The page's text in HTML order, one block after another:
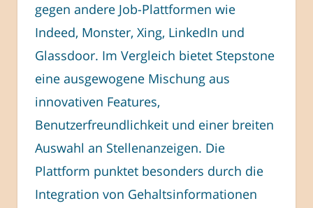
gegen andere Job-Plattformen wie
Indeed, Monster, Xing, LinkedIn und
Glassdoor. Im Vergleich bietet Stepstone
eine ausgewogene Mischung aus
innovativen Features,
Benutzerfreundlichkeit und einer breiten
Auswahl an Stellenanzeigen. Die
Plattform punktet besonders durch die
Integration von Gehaltsinformationen